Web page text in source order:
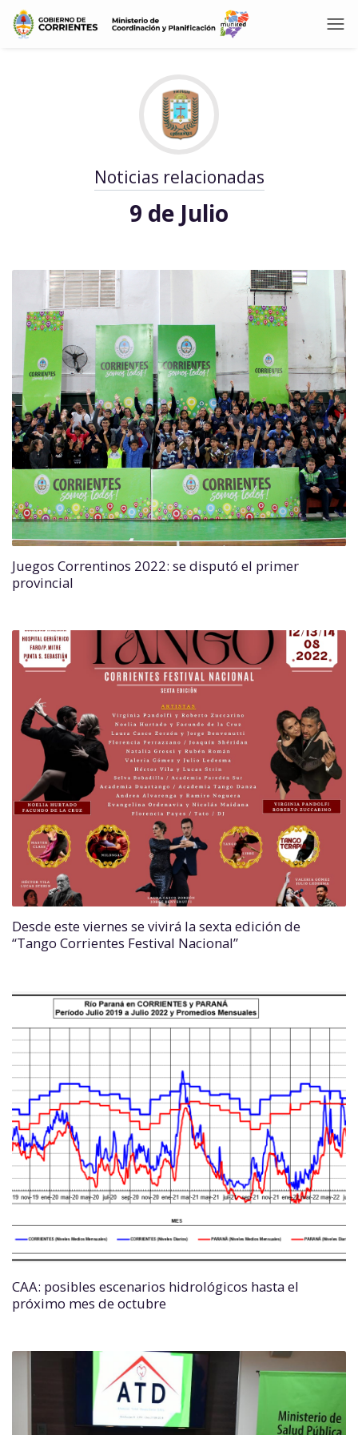
Noticias relacionadas
9 de Julio
Juegos Correntinos 2022: se disputó el primer
provincial
Desde este viernes se vivirá la sexta edición de
“Tango Corrientes Festival Nacional”
CAA: posibles escenarios hidrológicos hasta el
próximo mes de octubre